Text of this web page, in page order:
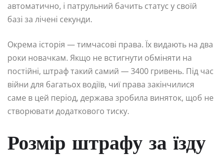
автоматично, і патрульний бачить статус у своїй
базі за лічені секунди.
Окрема історія — тимчасові права. Їх видають на два
роки новачкам. Якщо не встигнути обміняти на
постійні, штраф такий самий — 3400 гривень. Під час
війни для багатьох водіїв, чиї права закінчилися
саме в цей період, держава зробила виняток, щоб не
створювати додаткового тиску.
Розмір штрафу за їзду